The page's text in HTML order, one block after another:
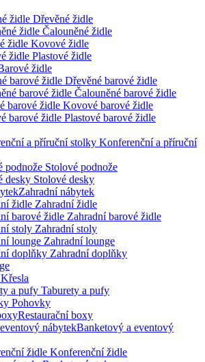
Dřevěné židle
Čalouněné židle
Kovové židle
Plastové židle
židle
Dřevěné barové židle
Čalouněné barové židle
Kovové barové židle
Plastové barové židle
Konferenční a příruční
Stolové podnože
Stolové desky
Zahradní nábytek
Zahradní židle
Zahradní barové židle
Zahradní stoly
Zahradní lounge
Zahradní doplňky
Křesla
Taburety a pufy
Pohovky
Restaurační boxy
Banketový a eventový
Konferenční židle